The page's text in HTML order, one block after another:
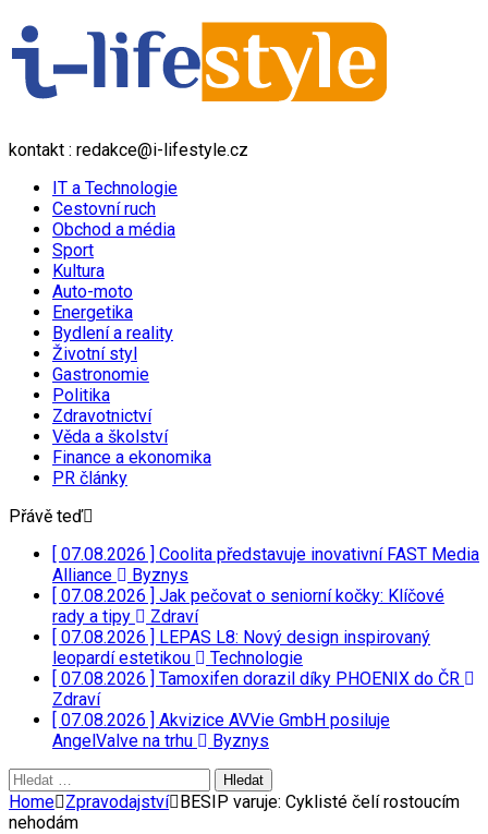
kontakt : redakce@i-lifestyle.cz
IT a Technologie
Cestovní ruch
Obchod a média
Sport
Kultura
Auto-moto
Energetika
Bydlení a reality
Životní styl
Gastronomie
Politika
Zdravotnictví
Věda a školství
Finance a ekonomika
PR články
Přávě teď
[ 07.08.2026 ] Coolita představuje inovativní FAST Media
Alliance
Byznys
[ 07.08.2026 ] Jak pečovat o seniorní kočky: Klíčové
rady a tipy
Zdraví
[ 07.08.2026 ] LEPAS L8: Nový design inspirovaný
leopardí estetikou
Technologie
[ 07.08.2026 ] Tamoxifen dorazil díky PHOENIX do ČR
Zdraví
[ 07.08.2026 ] Akvizice AVVie GmbH posiluje
AngelValve na trhu
Byznys
Vyhledávání
Home Zpravodajství BESIP varuje: Cyklisté čelí rostoucím
nehodám